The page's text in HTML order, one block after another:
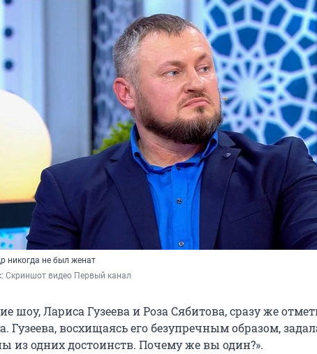
никогда не был женат
Скриншот видео Первый канал
шоу, Лариса Гузеева и Роза Сябитова, сразу же
Гузеева, восхищаясь его безупречным образом,
из одних достоинств. Почему же вы один?».